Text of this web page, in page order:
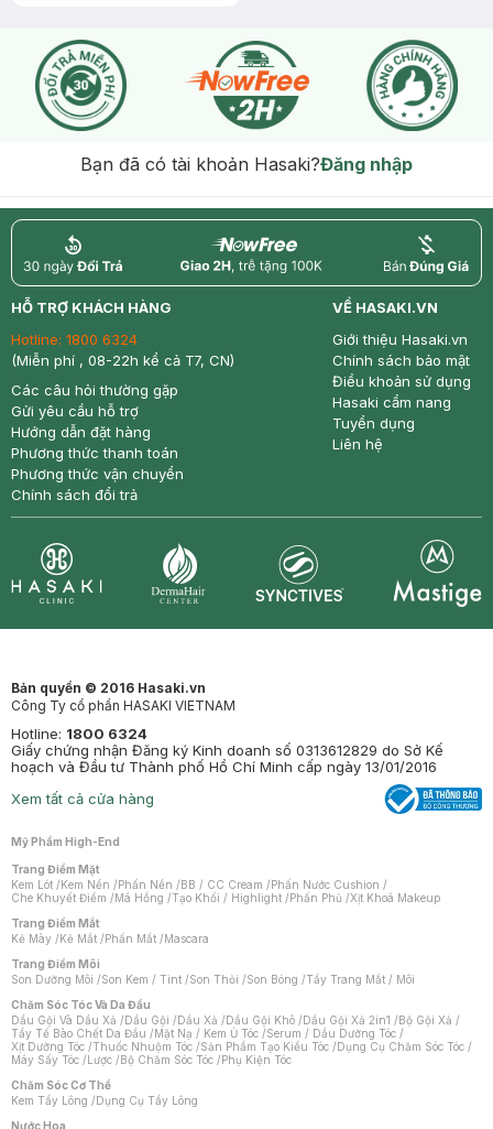
Bạn đã có tài khoản Hasaki?Đăng nhập
return nowfree price
HỖ TRỢ KHÁCH HÀNG
Hotline: 1800 6324
(Miễn phí , 08-22h kể cả T7, CN)
Các câu hỏi thường gặp
Gửi yêu cầu hỗ trợ
Hướng dẫn đặt hàng
Phương thức thanh toán
Phương thức vận chuyển
Chính sách đổi trả
VỀ HASAKI.VN
Giới thiệu Hasaki.vn
Chính sách bảo mật
Điều khoản sử dụng
Hasaki cẩm nang
Tuyển dụng
Liên hệ
Bản quyền © 2016 Hasaki.vn
Công Ty cổ phần HASAKI VIETNAM
Hotline: 1800 6324
Giấy chứng nhận Đăng ký Kinh doanh số 0313612829 do Sở Kế
hoạch và Đầu tư Thành phố Hồ Chí Minh cấp ngày 13/01/2016
Xem tất cả cửa hàng
Mỹ Phẩm High-End
Trang Điểm Mặt
Kem Lót /Kem Nền /Phấn Nền /BB / CC Cream /Phấn Nước Cushion /
Che Khuyết Điểm /Má Hồng /Tạo Khối / Highlight /Phấn Phủ /Xịt Khoá Makeup
Trang Điểm Mắt
Kẻ Mày /Kẻ Mắt /Phấn Mắt /Mascara
Trang Điểm Môi
Son Dưỡng Môi /Son Kem / Tint /Son Thỏi /Son Bóng /Tẩy Trang Mắt / Môi
Chăm Sóc Tóc Và Da Đầu
Dầu Gội Và Dầu Xả /Dầu Gội /Dầu Xả /Dầu Gội Khô /Dầu Gội Xả 2in1 /Bộ Gội Xả /
Tẩy Tế Bào Chết Da Đầu /Mặt Nạ / Kem Ủ Tóc /Serum / Dầu Dưỡng Tóc /
Xịt Dưỡng Tóc /Thuốc Nhuộm Tóc /Sản Phẩm Tạo Kiểu Tóc /Dụng Cụ Chăm Sóc Tóc /
Máy Sấy Tóc /Lược /Bộ Chăm Sóc Tóc /Phụ Kiện Tóc
Chăm Sóc Cơ Thể
Kem Tẩy Lông /Dụng Cụ Tẩy Lông
Nước Hoa